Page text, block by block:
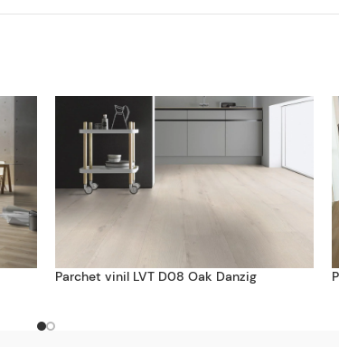
Parchet vinil LVT D08 Oak Danzig